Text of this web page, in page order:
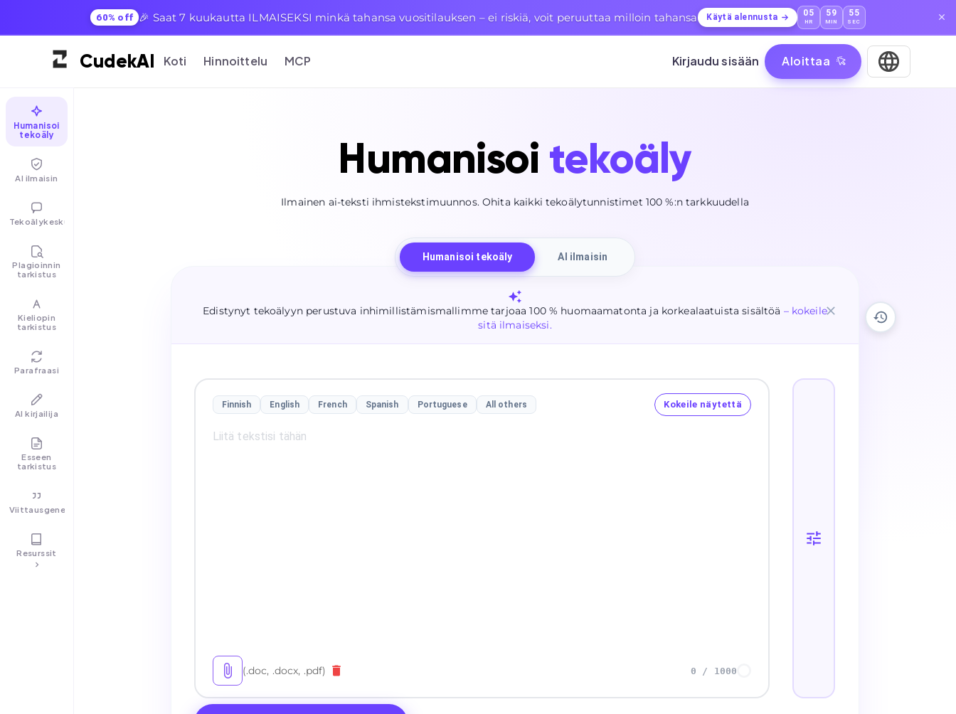
60% off 🎉 Saat 7 kuukautta ILMAISEKSI minkä tahansa vuositilauksen – ei riskiä, voit peruuttaa milloin tahansa Käytä alennusta 05
HR
59
MIN
53
SEC
CudekAI Koti Hinnoittelu MCP Kirjaudu sisään Aloittaa
Humanisoi
tekoäly
AI ilmaisin
Tekoälykeskustelu
Plagioinnin
tarkistus
Kieliopin
tarkistus
Parafraasi
AI kirjailija
Esseen
tarkistus
Viittausgeneraattori
Resurssit
Humanisoi tekoäly
Ilmainen ai-teksti ihmistekstimuunnos. Ohita kaikki tekoälytunnistimet 100 %:n tarkkuudella
Humanisoi tekoäly AI ilmaisin
Edistynyt tekoälyyn perustuva inhimillistämismallimme tarjoaa 100 % huomaamatonta ja korkealaatuista sisältöä – kokeile
sitä ilmaiseksi.
Finnish English French Spanish Portuguese All others Kokeile näytettä
(.doc, .docx, .pdf) 0 / 1000